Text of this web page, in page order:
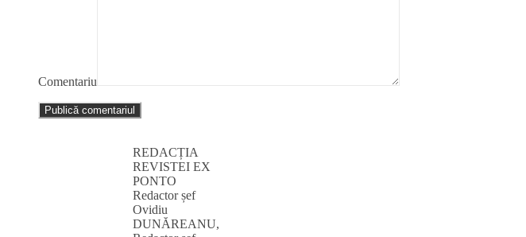
Comentariu
REDACȚIA
REVISTEI EX
PONTO
Redactor șef
Ovidiu
DUNĂREANU,